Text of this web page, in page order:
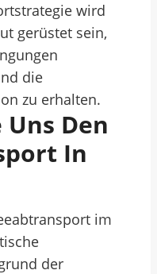
wird
gerüstet sein,
die
zu erhalten.
Den
In
im
der